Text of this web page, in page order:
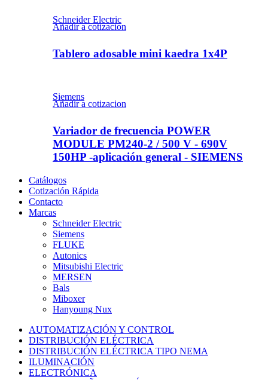
Schneider Electric
Añadir a cotizacion
Tablero adosable mini kaedra 1x4P
Siemens
Añadir a cotizacion
Variador de frecuencia POWER
MODULE PM240-2 / 500 V - 690V
150HP -aplicación general - SIEMENS
Catálogos
Cotización Rápida
Contacto
Marcas
Schneider Electric
Siemens
FLUKE
Autonics
Mitsubishi Electric
MERSEN
Bals
Miboxer
Hanyoung Nux
AUTOMATIZACIÓN Y CONTROL
DISTRIBUCIÓN ELÉCTRICA
DISTRIBUCIÓN ELÉCTRICA TIPO NEMA
ILUMINACIÓN
ELECTRÓNICA